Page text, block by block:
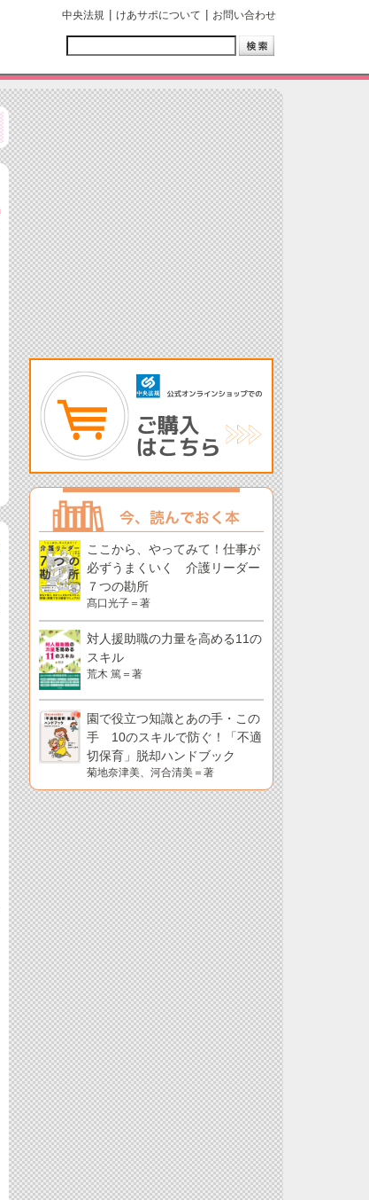
中央法規 けあサポについて お問い合わせ
ここから、やってみて！仕事が
必ずうまくいく 介護リーダー
７つの勘所
髙口光子＝著
対人援助職の力量を高める11の
スキル
荒木 篤＝著
園で役立つ知識とあの手・この
手 10のスキルで防ぐ！「不適
切保育」脱却ハンドブック
菊地奈津美、河合清美＝著